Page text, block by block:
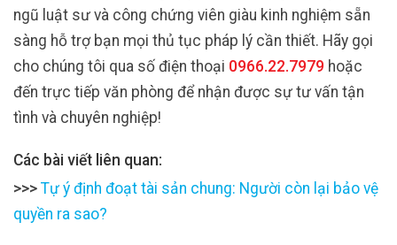
ngũ luật sư và công chứng viên giàu kinh nghiệm sẵn
sàng hỗ trợ bạn mọi thủ tục pháp lý cần thiết. Hãy gọi
cho chúng tôi qua số điện thoại 0966.22.7979 hoặc
đến trực tiếp văn phòng để nhận được sự tư vấn tận
tình và chuyên nghiệp!
Các bài viết liên quan:
>>> Tự ý định đoạt tài sản chung: Người còn lại bảo vệ
quyền ra sao?